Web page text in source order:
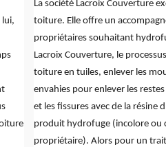
lui,
La société Lacroix Couverture
toiture. Elle offre un
propriétaires souhaitant
Lacroix Couverture, le
toiture en tuiles, enlever les
envahies pour enlever les
et les fissures avec de la résine
produit hydrofuge (incolore ou
propriétaire). Alors pour un